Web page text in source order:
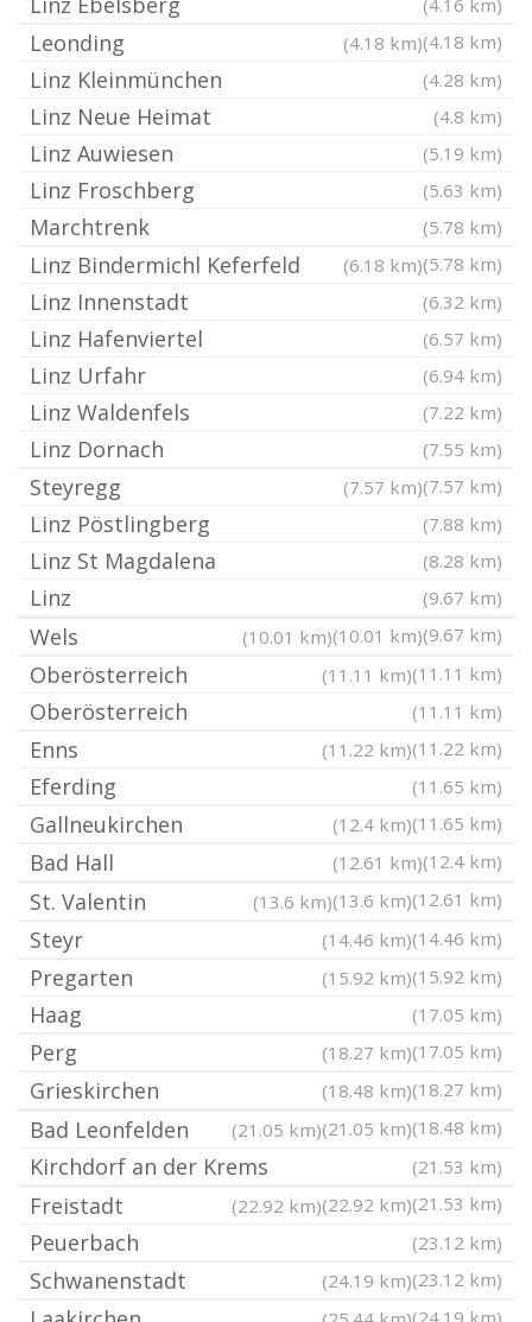
(4.16 km)
(4.18 km)
Leonding (4.18 km)
Linz Kleinmünchen (4.28 km)
Linz Neue Heimat (4.8 km)
Linz Auwiesen (5.19 km)
Linz Froschberg (5.63 km)
Marchtrenk
(5.78 km)
(5.78 km)
Linz Bindermichl Keferfeld (6.18 km)
Linz Innenstadt (6.32 km)
Linz Hafenviertel (6.57 km)
Linz Urfahr (6.94 km)
Linz Waldenfels (7.22 km)
Linz Dornach
(7.55 km)
(7.57 km)
Steyregg (7.57 km)
Linz Pöstlingberg (7.88 km)
Linz St Magdalena (8.28 km)
Linz
(9.67 km)
(9.67 km)
(10.01 km)
Wels
(10.01 km)
(11.11 km)
Oberösterreich (11.11 km)
Oberösterreich
(11.11 km)
(11.22 km)
Enns (11.22 km)
Eferding
(11.65 km)
(11.65 km)
Gallneukirchen
(12.4 km)
(12.4 km)
Bad Hall
(12.61 km)
(12.61 km)
(13.6 km)
St. Valentin
(13.6 km)
(14.46 km)
Steyr
(14.46 km)
(15.92 km)
Pregarten (15.92 km)
Haag
(17.05 km)
(17.05 km)
Perg
(18.27 km)
(18.27 km)
Grieskirchen
(18.48 km)
(18.48 km)
(21.05 km)
Bad Leonfelden (21.05 km)
Kirchdorf an der Krems
(21.53 km)
(21.53 km)
(22.92 km)
Freistadt (22.92 km)
Peuerbach
(23.12 km)
(23.12 km)
Schwanenstadt
(24.19 km)
(24.19 km)